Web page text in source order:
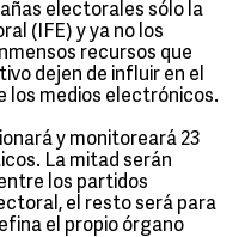
electorales sólo la
(IFE) y ya no los
recursos que
dejen de influir en el
medios electrónicos.
y monitoreará 23
La mitad serán
los partidos
el resto será para
el propio órgano